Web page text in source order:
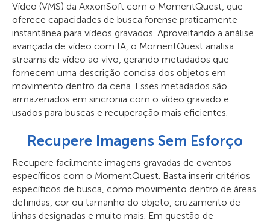
Vídeo (VMS) da AxxonSoft com o MomentQuest, que
oferece capacidades de busca forense praticamente
instantânea para vídeos gravados. Aproveitando a análise
avançada de vídeo com IA, o MomentQuest analisa
streams de vídeo ao vivo, gerando metadados que
fornecem uma descrição concisa dos objetos em
movimento dentro da cena. Esses metadados são
armazenados em sincronia com o vídeo gravado e
usados para buscas e recuperação mais eficientes.
Recupere Imagens Sem Esforço
Recupere facilmente imagens gravadas de eventos
específicos com o MomentQuest. Basta inserir critérios
específicos de busca, como movimento dentro de áreas
definidas, cor ou tamanho do objeto, cruzamento de
linhas designadas e muito mais. Em questão de